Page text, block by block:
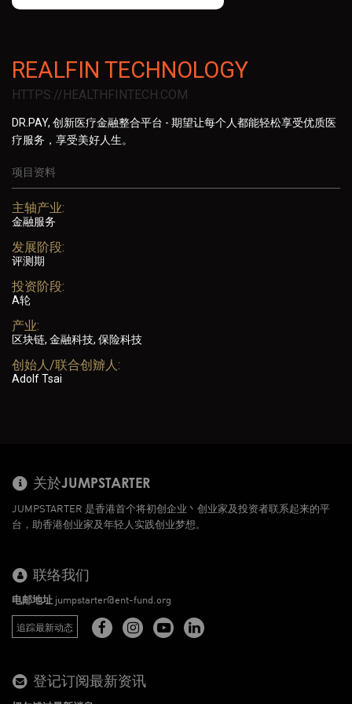
REALFIN TECHNOLOGY
HTTPS://HEALTHFINTECH.COM
DR.PAY, 创新医疗金融整合平台 - 期望让每个人都能轻松享受优质医
疗服务，享受美好人生。
项目资料
主轴产业:
金融服务
发展阶段:
评测期
投资阶段:
A轮
产业:
区块链, 金融科技, 保险科技
创始人/联合创辧人:
Adolf Tsai
关於JUMPSTARTER
JUMPSTARTER 是香港首个将初创企业丶创业家及投资者联系起来的平
台，助香港创业家及年轻人实践创业梦想。
联络我们
电邮地址 jumpstarter@ent-fund.org
追踪最新动态
登记订阅最新资讯